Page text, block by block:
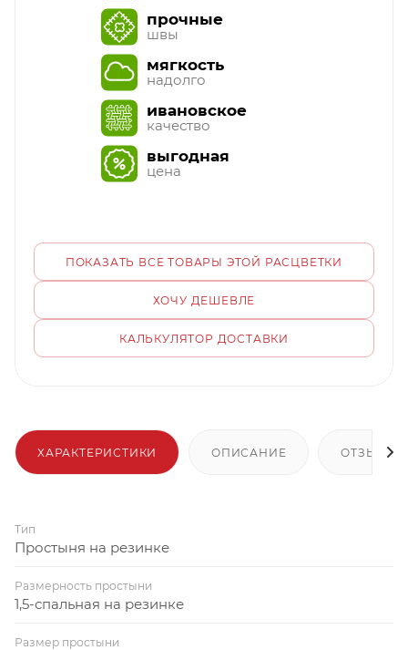
прочные
швы
мягкость
надолго
ивановское
качество
выгодная
цена
ПОКАЗАТЬ ВСЕ ТОВАРЫ ЭТОЙ РАСЦВЕТКИ
ХОЧУ ДЕШЕВЛЕ
КАЛЬКУЛЯТОР ДОСТАВКИ
ХАРАКТЕРИСТИКИ ОПИСАНИЕ ОТЗЫВЫ
Тип
Простыня на резинке
Размерность простыни
1,5-спальная на резинке
Размер простыни